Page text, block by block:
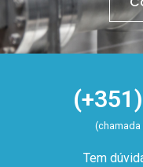
(chamada
Tem